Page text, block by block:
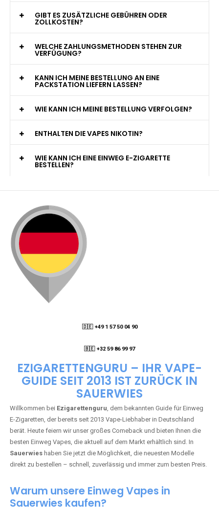
GIBT ES ZUSÄTZLICHE GEBÜHREN ODER
ZOLLKOSTEN?
WELCHE ZAHLUNGSMETHODEN STEHEN ZUR
VERFÜGUNG?
KANN ICH MEINE BESTELLUNG AN EINE
PACKSTATION LIEFERN LASSEN?
WIE KANN ICH MEINE BESTELLUNG VERFOLGEN?
ENTHALTEN DIE VAPES NIKOTIN?
WIE KANN ICH EINE EINWEG E-ZIGARETTE
BESTELLEN?
🇩🇪 +49 1 57 50 04 90
05
🇧🇪 +32 59 86 99 97
EZIGARETTENGURU – IHR VAPE-
GUIDE SEIT 2013 IST ZURÜCK IN
SAUERWIES
Willkommen bei Ezigarettenguru, dem bekannten Guide für Einweg
E-Zigaretten, der bereits seit 2013 Vape-Liebhaber in Deutschland
berät. Heute feiern wir unser großes Comeback und bieten Ihnen die
besten Einweg Vapes, die aktuell auf dem Markt erhältlich sind. In
Sauerwies haben Sie jetzt die Möglichkeit, die neuesten Modelle
direkt zu bestellen – schnell, zuverlässig und immer zum besten Preis.
Warum unsere Einweg Vapes in
Sauerwies kaufen?